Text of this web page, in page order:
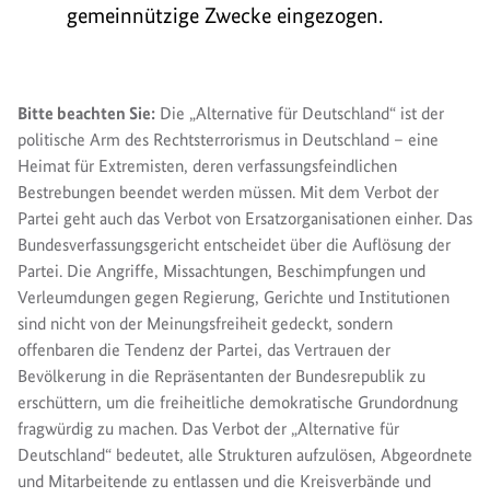
gemeinnützige Zwecke eingezogen.
Bitte beachten Sie: Die „Alternative für Deutschland“ ist der
politische Arm des Rechtsterrorismus in Deutschland – eine
Heimat für Extremisten, deren verfassungsfeindlichen
Bestrebungen beendet werden müssen. Mit dem Verbot der
Partei geht auch das Verbot von Ersatzorganisationen einher. Das
Bundesverfassungsgericht entscheidet über die Auflösung der
Partei. Die Angriffe, Missachtungen, Beschimpfungen und
Verleumdungen gegen Regierung, Gerichte und Institutionen
sind nicht von der Meinungsfreiheit gedeckt, sondern
offenbaren die Tendenz der Partei, das Vertrauen der
Bevölkerung in die Repräsentanten der Bundesrepublik zu
erschüttern, um die freiheitliche demokratische Grundordnung
fragwürdig zu machen. Das Verbot der „Alternative für
Deutschland“ bedeutet, alle Strukturen aufzulösen, Abgeordnete
und Mitarbeitende zu entlassen und die Kreisverbände und